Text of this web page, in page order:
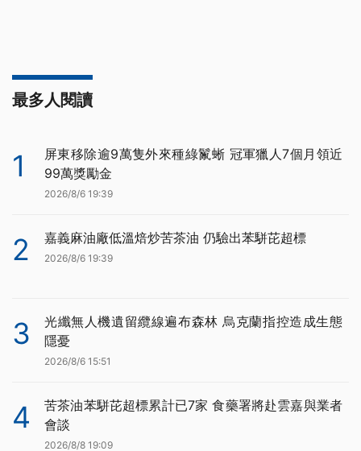
最多人閱讀
1
屏東移除逾9萬隻外來種綠鬣蜥 冠軍獵人7個月領近
99萬獎勵金
2026/8/6 19:39
2 嘉義麻油廠低溫焙炒苦茶油 仍驗出苯駢芘超標
2026/8/6 19:39
3
光纖無人機遺留纜線遍布森林 烏克蘭指控造成生態
隱憂
2026/8/6 15:51
4
苦茶油苯駢芘超標累計已7家 食藥署將赴雲嘉與業者
會談
2026/8/8 19:09